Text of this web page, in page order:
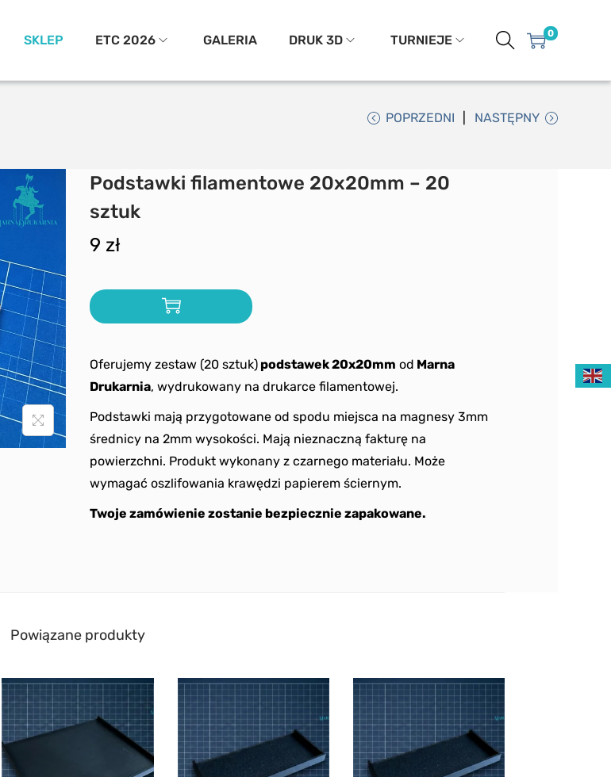
SKLEP ETC 2026 GALERIA DRUK 3D TURNIEJE 0
POPRZEDNI NASTĘPNY
Podstawki filamentowe 20x20mm – 20
sztuk
9 zł
Oferujemy zestaw (20 sztuk) podstawek 20x20mm od Marna
Drukarnia, wydrukowany na drukarce filamentowej.
Podstawki mają przygotowane od spodu miejsca na magnesy 3mm
średnicy na 2mm wysokości. Mają nieznaczną fakturę na
powierzchni. Produkt wykonany z czarnego materiału. Może
wymagać oszlifowania krawędzi papierem ściernym.
Twoje zamówienie zostanie bezpiecznie zapakowane.
Powiązane produkty